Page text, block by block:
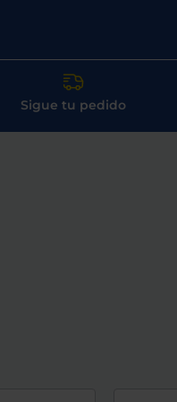
Sigue tu pedido